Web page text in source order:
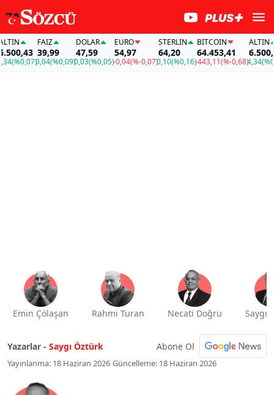
FAİZ
39,99
0,04(%0,09)
DOLAR
47,59
0,03(%0,05)
EURO
54,97
-0,04(%-0,07)
STERLIN
64,20
0,10(%0,16)
BITCOIN
64.453,41
-443,11(%-0,68)
ALTIN
6.500,43
4,34(%0,07)
Emin Çölaşan Rahmi Turan Necati Doğru Saygı
Yazarlar - Saygı Öztürk Abone Ol
Yayınlanma: 18 Haziran 2026 Güncelleme: 18 Haziran 2026